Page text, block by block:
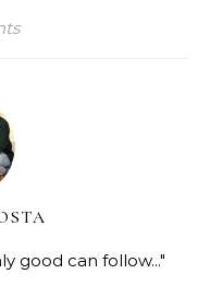
good can follow..."